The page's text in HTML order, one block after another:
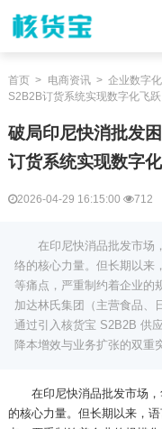
首页 电商资讯 企业数字化
S2B2B订货系统实现数字化飞跃
破局印尼快消批发
订货系统实现数字
2026-04-29 16:15:00 712
在印尼快消品批发市场
络的核心力量。但长期以来
等痛点，严重制约着企业
加达林氏集团（主营食品、
通过引入核货宝 S2B2B 供
降本增效与业务扩张的双重
在印尼快消品批发市场
的核心力量。但长期以来，